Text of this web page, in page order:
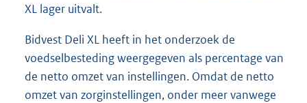
XL lager uitvalt.
Bidvest Deli XL heeft in het onderzoek de
voedselbesteding weergegeven als percentage van
de netto omzet van instellingen. Omdat de netto
omzet van zorginstellingen, onder meer vanwege